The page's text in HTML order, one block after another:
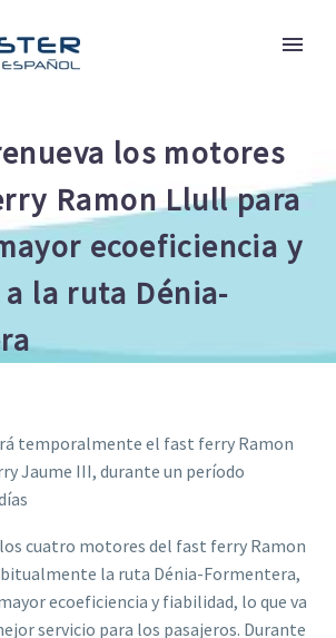
los motores
Ramon Llull para
ecoeficiencia y
la ruta Dénia-
temporalmente el fast ferry Ramon
Jaume III, durante un período
cuatro motores del fast ferry Ramon
la ruta Dénia-Formentera,
ecoeficiencia y fiabilidad, lo que va
servicio para los pasajeros. Durante